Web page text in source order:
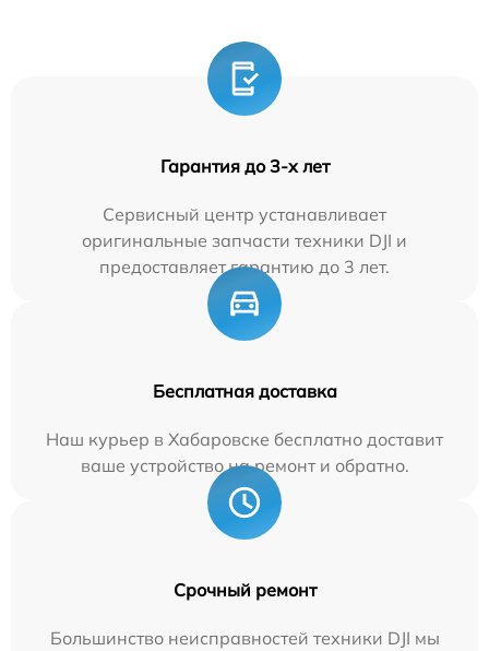
Гарантия до 3-х лет
Сервисный центр устанавливает
оригинальные запчасти техники DJI и
предоставляет гарантию до 3 лет.
Бесплатная доставка
Наш курьер в Хабаровске бесплатно доставит
ваше устройство на ремонт и обратно.
Срочный ремонт
Большинство неисправностей техники DJI мы